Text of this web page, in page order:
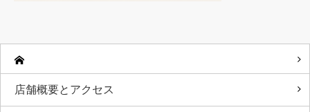
店舗概要とアクセス